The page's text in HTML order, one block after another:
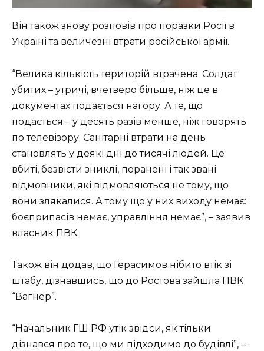
Він також знову розповів про поразки Росії в
Україні та величезні втрати російської армії.
“Велика кількість територій втрачена. Солдат
убитих – утричі, вчетверо більше, ніж це в
документах подається нагору. А те, що
подається – у десять разів менше, ніж говорять
по телевізору. Санітарні втрати на день
становлять у деякі дні до тисячі людей. Це
вбиті, безвісти зниклі, поранені і так звані
відмовники, які відмовляються не тому, що
вони злякалися. А тому що у них виходу немає:
боєприпасів немає, управління немає”, – заявив
власник ПВК.
Також він додав, що Герасимов нібито втік зі
штабу, дізнавшись, що до Ростова зайшла ПВК
“Вагнер”.
“Начальник ГШ РФ утік звідси, як тільки
дізнався про те, що ми підходимо до будівлі”, –